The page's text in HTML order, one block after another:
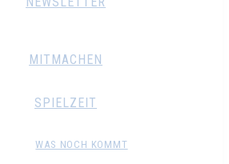
MITMACHEN
SPIELZEIT
WAS NOCH KOMMT